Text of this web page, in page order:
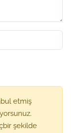
etmiş
şekilde